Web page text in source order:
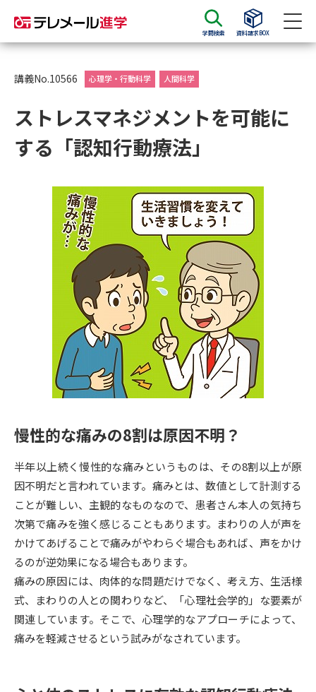
学問検索 資料請求BOX
資料請求
大学・短大の資料種類から請求
総合型選抜・学校推薦型選抜 募
集要項＆願書
大学入学共通テスト利用選抜の
募集要項＆願書
大学・短大以外の資料から請求
専門学校の資料請求 大学院の資料請求
留学・進学関連、塾・予備校
大学入学共通テスト「受験案
内」の請求
大学入学共通テスト「受験上の
配慮案内」の請求
高等学校卒業程度認定試験
幼稚園教員資格認定試験 小学校教員資格認定試験
高等学校（情報）教員資格認定
試験
大学研究 大学検索
大学で学べる内容や特徴を調べる
新増設大学・学部・学科特集
国際・グローバルに強い大学特
講義No.10566 心理学・行動科学 人間科学
ストレスマネジメントを可能に
する「認知行動療法」
慢性的な痛みの8割は原因不明？
半年以上続く慢性的な痛みというものは、その8割以上が原
因不明だと言われています。痛みとは、数値として計測する
ことが難しい、主観的なものなので、患者さん本人の気持ち
次第で痛みを強く感じることもあります。まわりの人が声を
かけてあげることで痛みがやわらぐ場合もあれば、声をかけ
るのが逆効果になる場合もあります。
痛みの原因には、肉体的な問題だけでなく、考え方、生活様
式、まわりの人との関わりなど、「心理社会学的」な要素が
関連しています。そこで、心理学的なアプローチによって、
痛みを軽減させるという試みがなされています。